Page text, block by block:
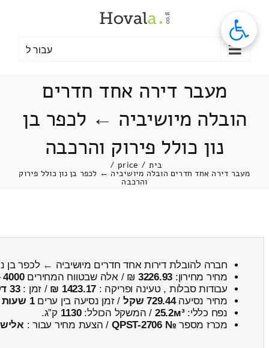
עבור ל
מעבר דירה אחד חדרים
הובלה מיושיביה ← לכפר בן
נון כולל פירוק והרכבה
בית /
price
/
מעבר דירה אחד חדרים הובלה מיושיביה ← לכפר בן נון כולל פירוק
והרכבה
חברה להובלת דירות אחד חדרים מיושיביה ← לכפר בן
מחיר מחירון: 3226.93 ₪ / אלה שבטווח המחירים4000
עבודות סבלות , טעינה ופריקה : 1423.17 ₪ / זמן :33 דקות 18 שניות
מחיר נסיעה729.44 שקל / זמן נסיעה בין ערים1 שעות , 0 דקות
נפח כללי:25.2м³ / המשקל הכולל:1130 ק”ג.
מכרז מספר № QPST-2706 / הצעת מחיר עבור :